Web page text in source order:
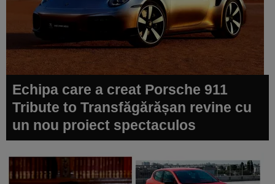
Echipa care a creat Porsche 911
Tribute to Transfăgărășan revine cu
un nou proiect spectaculos